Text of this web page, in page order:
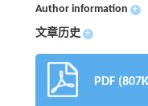
Author information +
文章历史 +
PDF